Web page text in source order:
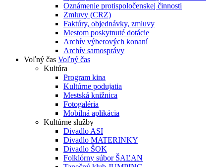
Oznámenie protispoločenskej činnosti
Zmluvy (CRZ)
Faktúry, objednávky, zmluvy
Mestom poskytnuté dotácie
Archív výberových konaní
Archív samosprávy
Voľný čas Voľný čas
Kultúra
Program kina
Kultúrne podujatia
Mestská knižnica
Fotogaléria
Mobilná aplikácia
Kultúrne služby
Divadlo ASI
Divadlo MATERINKY
Divadlo ŠOK
Folklórny súbor ŠAĽAN